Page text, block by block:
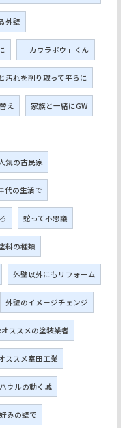
外壁
「カワラボウ」くん
汚れを削り取って平らに
え 家族と一緒にGW
気の古民家
代の生活で
蛇って不思議
料の種類
外壁以外にもリフォーム
外壁のイメージチェンジ
ススメの塗装業者
ススメ室田工業
ハウルの動く城
好みの壁で